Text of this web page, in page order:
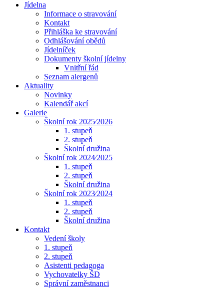
Jídelna
Informace o stravování
Kontakt
Přihláška ke stravování
Odhlášování obědů
Jídelníček
Dokumenty školní jídelny
Vnitřní řád
Seznam alergenů
Aktuality
Novinky
Kalendář akcí
Galerie
Školní rok 2025⁄2026
1. stupeň
2. stupeň
Školní družina
Školní rok 2024⁄2025
1. stupeň
2. stupeň
Školní družina
Školní rok 2023⁄2024
1. stupeň
2. stupeň
Školní družina
Kontakt
Vedení školy
1. stupeň
2. stupeň
Asistenti pedagoga
Vychovatelky ŠD
Správní zaměstnanci